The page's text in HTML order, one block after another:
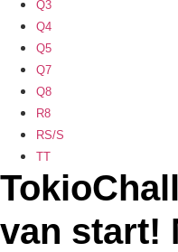
Q3
Q4
Q5
Q7
Q8
R8
RS/S
TT
van start!